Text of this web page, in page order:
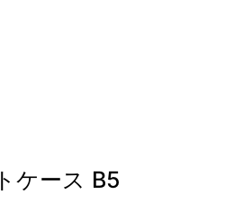
ケース B5